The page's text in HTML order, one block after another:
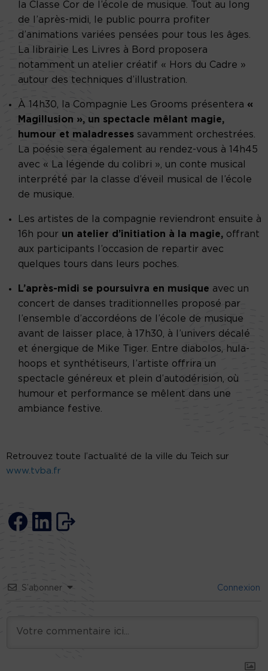
la Classe Cor de l’école de musique. Tout au long
de l’après-midi, le public pourra profiter
d’animations variées pensées pour tous les âges.
La librairie Les Livres à Bord proposera
notamment un atelier créatif « Hors du Cadre »
autour des techniques d’illustration.
À 14h30, la Compagnie Les Grooms présentera «
Magillusion », un spectacle mêlant magie,
humour et maladresses savamment orchestrées.
La poésie sera également au rendez-vous à 14h45
avec « La légende du colibri », un conte musical
interprété par la classe d’éveil musical de l’école
de musique.
Les artistes de la compagnie reviendront ensuite à
16h pour un atelier d’initiation à la magie, offrant
aux participants l’occasion de repartir avec
quelques tours dans leurs poches.
L’après-midi se poursuivra en musique avec un
concert de danses traditionnelles proposé par
l’ensemble d’accordéons de l’école de musique
avant de laisser place, à 17h30, à l’univers décalé
et énergique de Mike Tiger. Entre diabolos, hula-
hoops et synthétiseurs, l’artiste offrira un
spectacle généreux et plein d’autodérision, où
humour et performance se mêlent dans une
ambiance festive.
Retrouvez toute l’actualité de la ville du Teich sur
www.tvba.fr
S’abonner Connexion